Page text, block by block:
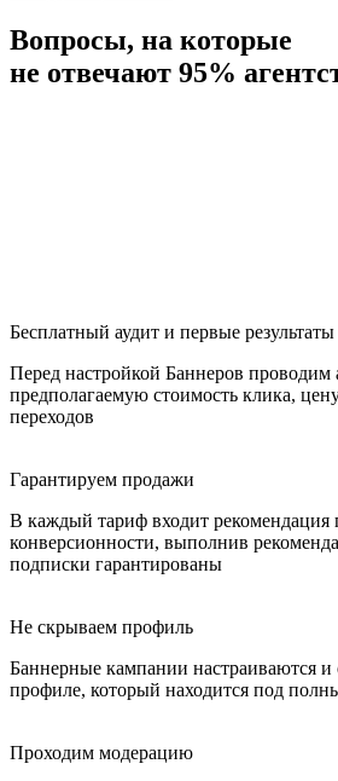
Вопросы, на которые
не отвечают 95%
Бесплатный аудит и первые результаты
Перед настройкой Баннеров проводим
предполагаемую стоимость клика,
переходов
Гарантируем продажи
В каждый тариф входит рекомендация
конверсионности, выполнив
подписки гарантированы
Не скрываем профиль
Баннерные кампании настраиваются и
профиле, который находится под
Проходим модерацию